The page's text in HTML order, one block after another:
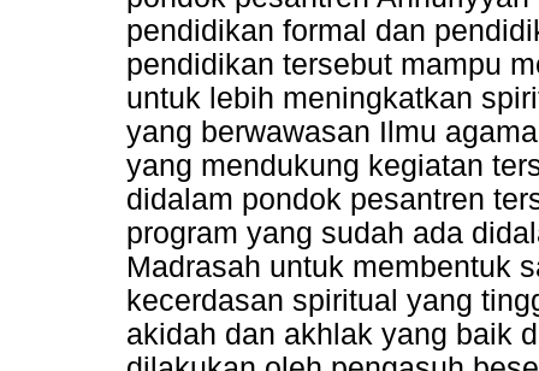
pendidikan formal dan
pendidikan tersebut mampu
untuk lebih meningkatkan
yang berwawasan Ilmu
yang mendukung kegiatan
didalam pondok pesantren
program yang sudah ada
Madrasah untuk membentuk
kecerdasan spiritual yang
akidah dan akhlak yang baik